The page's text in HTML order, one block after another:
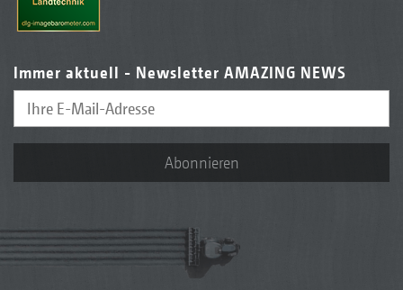
Immer aktuell - Newsletter AMAZING NEWS
Abonnieren